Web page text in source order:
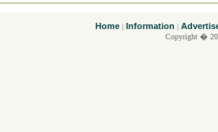
Home| Information |
Copyright �